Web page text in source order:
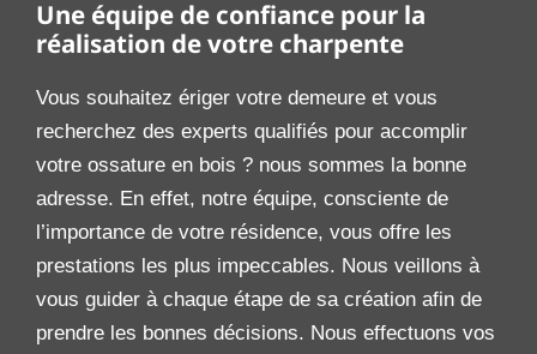
Une équipe de confiance pour la
réalisation de votre charpente
Vous souhaitez ériger votre demeure et vous
recherchez des experts qualifiés pour accomplir
votre ossature en bois ? nous sommes la bonne
adresse. En effet, notre équipe, consciente de
l’importance de votre résidence, vous offre les
prestations les plus impeccables. Nous veillons à
vous guider à chaque étape de sa création afin de
prendre les bonnes décisions. Nous effectuons vos